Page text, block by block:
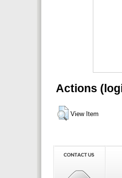
Actions
View Item